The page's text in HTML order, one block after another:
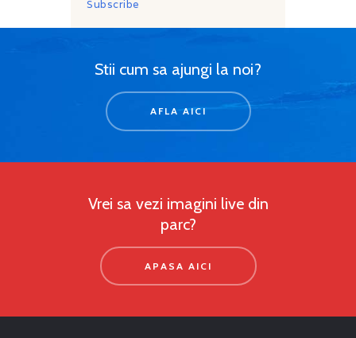
Subscribe
Stii cum sa ajungi la noi?
AFLA AICI
Vrei sa vezi imagini live din
parc?
APASA AICI